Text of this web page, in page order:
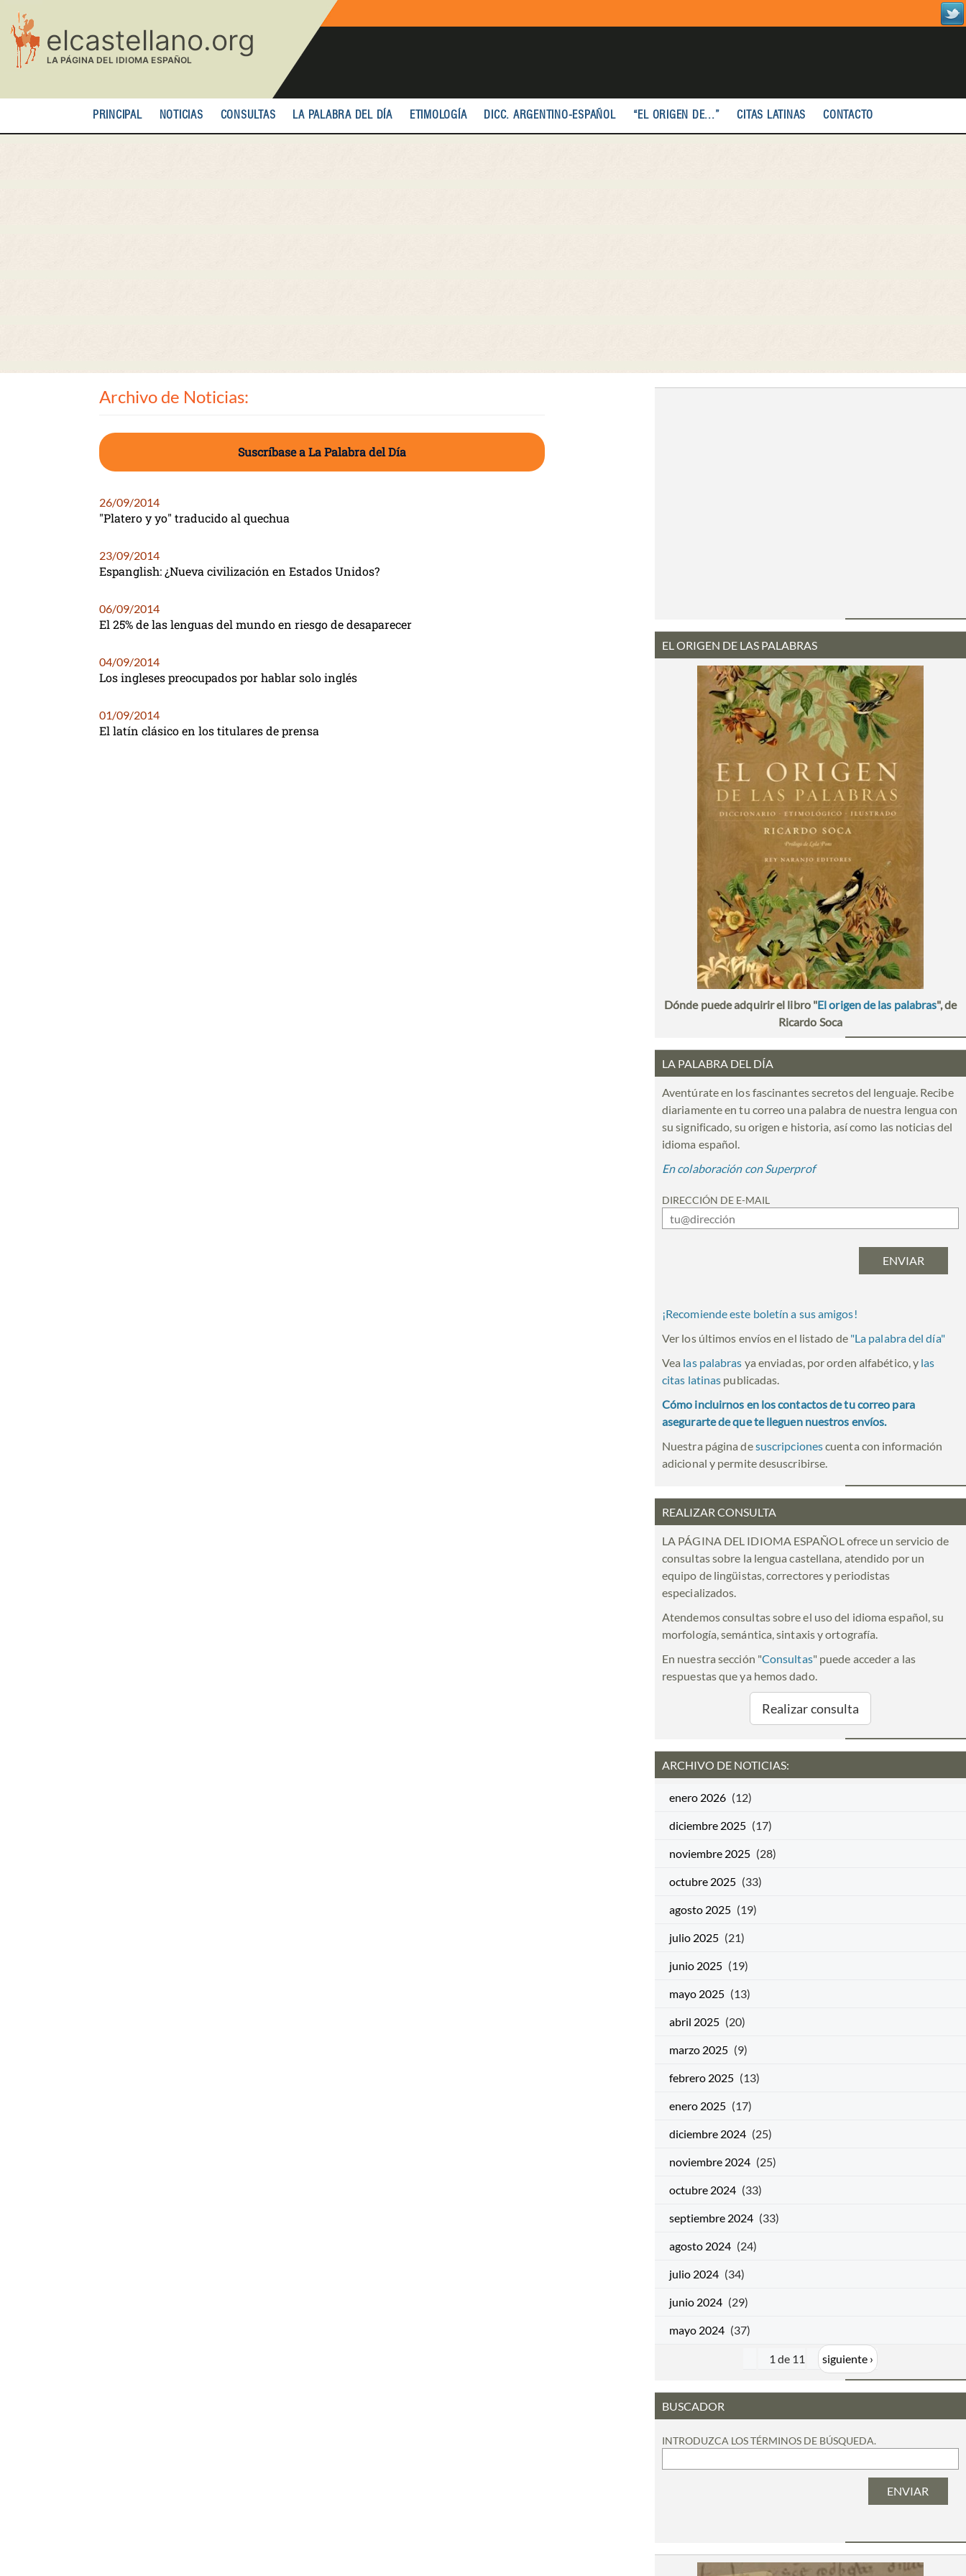
contenido
principal
PRINCIPAL NOTICIAS CONSULTAS LA PALABRA DEL DÍA ETIMOLOGÍA DICC. ARGENTINO-ESPAÑOL “EL ORIGEN DE...” CITAS LATINAS CONTACTO
Archivo de Noticias:
Suscríbase a La Palabra del Día
26/09/2014
"Platero y yo" traducido al quechua
23/09/2014
Espanglish: ¿Nueva civilización en Estados Unidos?
06/09/2014
El 25% de las lenguas del mundo en riesgo de desaparecer
04/09/2014
Los ingleses preocupados por hablar solo inglés
01/09/2014
El latín clásico en los titulares de prensa
EL ORIGEN DE LAS PALABRAS
Dónde puede adquirir el libro "El origen de las palabras", de
Ricardo Soca
LA PALABRA DEL DÍA
Aventúrate en los fascinantes secretos del lenguaje. Recibe
diariamente en tu correo una palabra de nuestra lengua con
su significado, su origen e historia, así como las noticias del
idioma español.
En colaboración con Superprof
DIRECCIÓN DE E-MAIL
¡Recomiende este boletín a sus amigos!
Ver los últimos envíos en el listado de "La palabra del día"
Vea las palabras ya enviadas, por orden alfabético, y las
citas latinas publicadas.
Cómo incluirnos en los contactos de tu correo para
asegurarte de que te lleguen nuestros envíos.
Nuestra página desuscripcionescuenta con información
adicional y permite desuscribirse.
REALIZAR CONSULTA
LA PÁGINA DEL IDIOMA ESPAÑOL ofrece un servicio de
consultas sobre la lengua castellana, atendido por un
equipo de lingüistas, correctores y periodistas
especializados.
Atendemos consultas sobre el uso del idioma español, su
morfología, semántica, sintaxis y ortografía.
En nuestra sección "Consultas" puede acceder a las
respuestas que ya hemos dado.
Realizar consulta
ARCHIVO DE NOTICIAS:
enero 2026 (12)
diciembre 2025 (17)
noviembre 2025 (28)
octubre 2025 (33)
agosto 2025 (19)
julio 2025 (21)
junio 2025 (19)
mayo 2025 (13)
abril 2025 (20)
marzo 2025 (9)
febrero 2025 (13)
enero 2025 (17)
diciembre 2024 (25)
noviembre 2024 (25)
octubre 2024 (33)
septiembre 2024 (33)
agosto 2024 (24)
julio 2024 (34)
junio 2024 (29)
mayo 2024 (37)
1 de 11 siguiente ›
BUSCADOR
INTRODUZCA LOS TÉRMINOS DE BÚSQUEDA.